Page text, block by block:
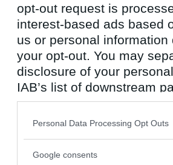
opt-out request is
interest-based ads based
us or personal
your opt-out. You may
disclosure of your
IAB’s list of downstream
also be disclosed by us
Downstream Participants
Please note that this
Personal Data Processing Opt Outs
Google consents
Antal inlägg:
15408
Vem har ätit upp all julmat?
Under min fotsula
Sotfinger
Antal inlägg:
Meh!! Var 17 är julskinkan??
Bättre brödlös än rådlös